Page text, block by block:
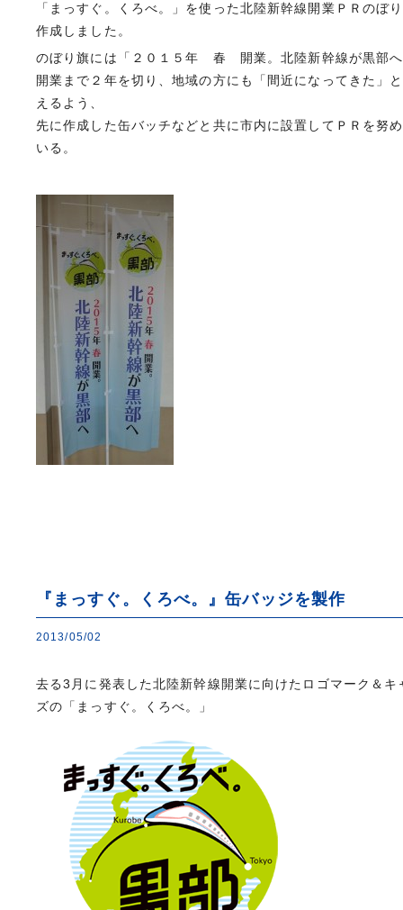
「まっすぐ。くろべ。」を使った北陸新幹線開業ＰＲのぼ
作成しました。
のぼり旗には「２０１５年 春 開業。北陸新幹線が黒部
開業まで２年を切り、地域の方にも「間近になってきた」
えるよう、
先に作成した缶バッチなどと共に市内に設置してＰＲを努
いる。
『まっすぐ。くろべ。』缶バッジを製作
2013/05/02
去る3月に発表した北陸新幹線開業に向けたロゴマーク＆キ
ズの「まっすぐ。くろべ。」